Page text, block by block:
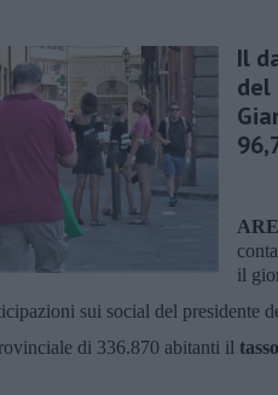
Il
del
il
sui social del presidente
di 336.870 abitanti il